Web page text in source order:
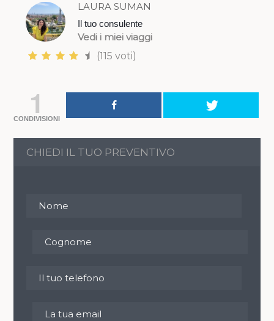
LAURA SUMAN
Il tuo consulente
Vedi i miei viaggi
(115 voti)
1
CONDIVISIONI
CHIEDI IL TUO PREVENTIVO